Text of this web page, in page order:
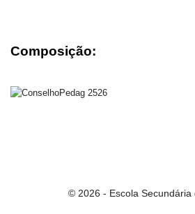
Composição:
© 2026 - Escola Secundária